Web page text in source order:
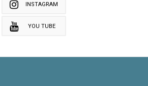
INSTAGRAM
YOU TUBE